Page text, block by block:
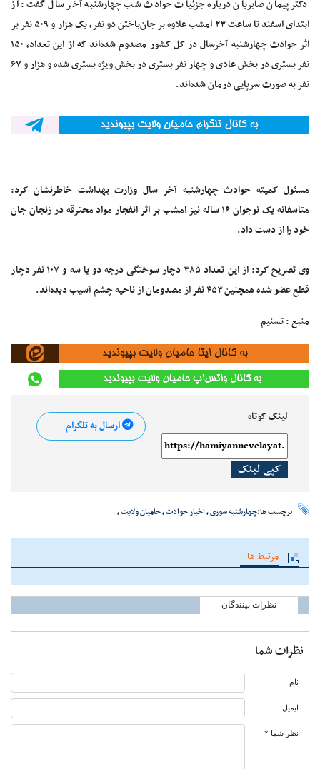
دکتر پیمان صابریان درباره جزئیات حوادث شب چهارشنبه آخر سال گفت: از
ابتدای اسفند تا ساعت ۲۳ امشب علاوه بر جان‌باختن دو نفر، یک هزار و ۵۰۹ نفر بر
اثر حوادث چهارشنبه آخرسال در کل کشور مصدوم شده‌اند که از این تعداد، ۱۵۰
نفر بستری در بخش عادی و چهار نفر بستری در بخش ویژه بستری شده و هزار و ۶۷
نفر به صورت سرپایی درمان شده‌اند.
مسئول کمیته حوادث چهارشنبه آخر سال وزارت بهداشت خاطرنشان کرد:
متاسفانه یک نوجوان ۱۶ ساله نیز امشب بر اثر انفجار مواد محترقه در زنجان جان
خود را از دست داد.
وی تصریح کرد: از این تعداد ۳۸۵ دچار سوختگی درجه دو یا سه و ۱۰۷ نفر دچار
قطع عضو شده همچنین ۴۵۳ نفر از مصدومان از ناحیه چشم آسیب دیده‌اند.
منبع : تسنیم
لینک کوتاه
کپی لینک
ارسال به تلگرام
برچسب ها:چهارشنبه سوری،اخبار حوادث،حامیان ولایت،
مرتبط ها
نظرات بینندگان
نظرات شما
نام
ایمیل
نظر شما *